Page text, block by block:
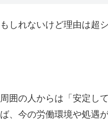
しれないけど理由は超シ
囲の人からは「安定し
、今の労働環境や処遇